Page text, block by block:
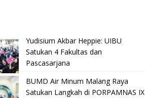
Yudisium Akbar Heppie: UIBU
Satukan 4 Fakultas dan
Pascasarjana
BUMD Air Minum Malang Raya
Satukan Langkah di PORPAMNAS IX